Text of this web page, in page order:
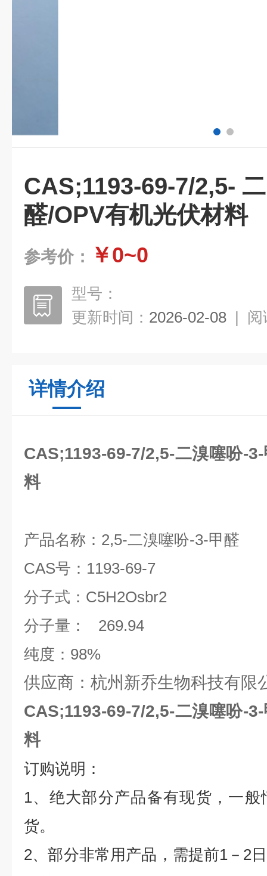
CAS;1193-69-7/
醛/OPV有机光伏材料
参考价： ￥0~0
型号：
更新时间： 2026-02-08 | 阅
详情介绍
CAS;1193-69-7/2,5-二溴噻吩-
料
产品名称： 2,5-二溴噻吩-3-甲醛
CAS号： 1193-69-7
分子式： C5H2Osbr2
分子量：
269.94
纯度： 98%
供应商：杭州新乔生物科技有限
CAS;1193-69-7/2,5-二溴噻吩-
料
订购说明：
1、绝大部分产品备有现货，一
货。
2、部分非常用产品，需提前1 － 2